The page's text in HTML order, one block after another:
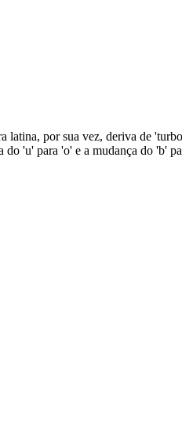
por sua vez, deriva de
'u' para 'o' e a mudança do 'b'